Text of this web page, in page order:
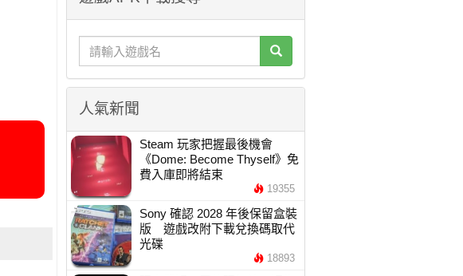
人氣新聞
Steam 玩家把握最後機會
《Dome: Become Thyself》免
費入庫即將結束
19355
Sony 確認 2028 年後保留盒裝
版 遊戲改附下載兌換碼取代
光碟
18893